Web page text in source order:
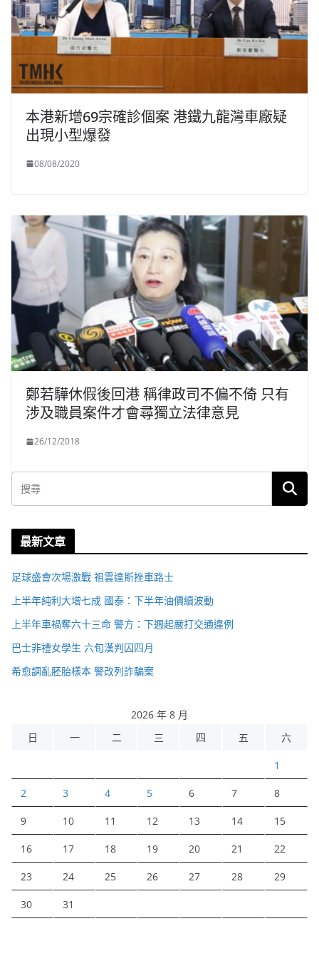
本港新增69宗確診個案 港鐵九龍灣車廠疑
出現小型爆發
08/08/2020
鄭若驊休假後回港 稱律政司不偏不倚 只有
涉及職員案件才會尋獨立法律意見
26/12/2018
最新文章
足球盛會次場激戰 祖雲達斯挫車路士
上半年純利大增七成 國泰：下半年油價續波動
上半年車禍奪六十三命 警方：下週起嚴打交通違例
巴士非禮女學生 六旬漢判囚四月
希愈調亂胚胎樣本 警改列詐騙案
2026 年 8 月
日
一 二 三 四 五 六
1
2 3 4 5 6 7 8
9 10 11 12 13 14 15
16 17 18 19 20 21 22
23 24 25 26 27 28 29
30 31